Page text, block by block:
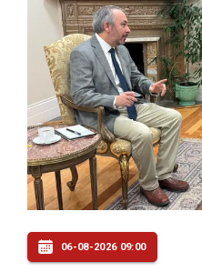
06-08-2026 09:00